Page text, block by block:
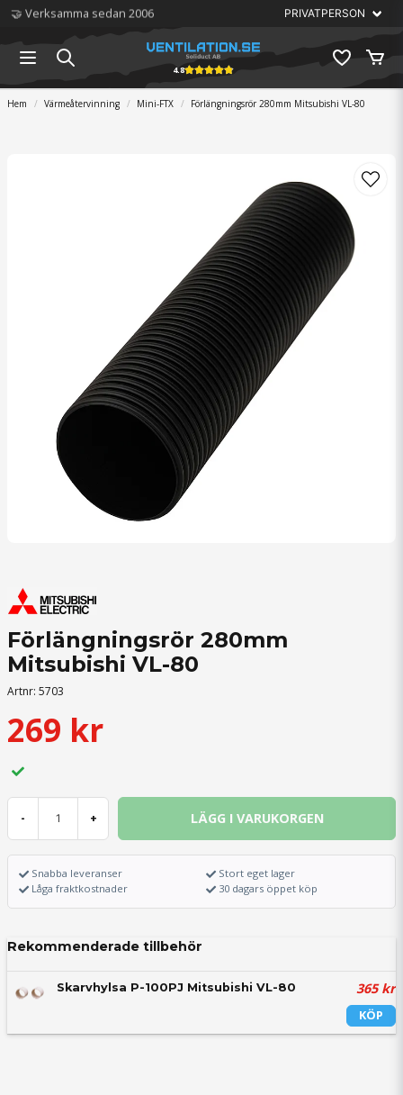
🏆 Störst på ventilation
4.8
Hem Värmeåtervinning Mini-FTX Förlängningsrör 280mm Mitsubishi VL-80
Förlängningsrör 280mm
Mitsubishi VL-80
Artnr: 5703
269 kr
- + LÄGG I VARUKORGEN
Snabba leveranser
Låga fraktkostnader
Stort eget lager
30 dagars öppet köp
Rekommenderade tillbehör
Skarvhylsa P-100PJ Mitsubishi VL-80 365 kr
KÖP